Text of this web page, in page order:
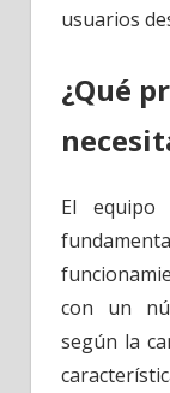
usuarios
¿Qué
El
con un
según la